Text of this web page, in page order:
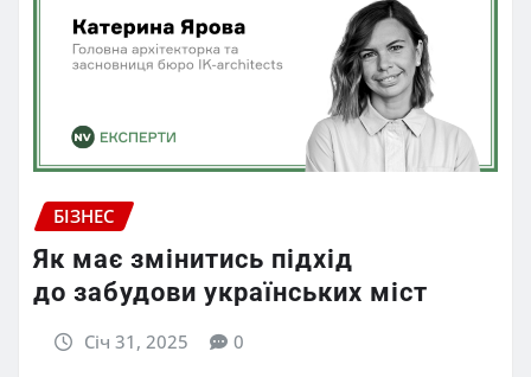
БІЗНЕС
Як має змінитись підхід
до забудови українських міст
Січ 31, 2025 0